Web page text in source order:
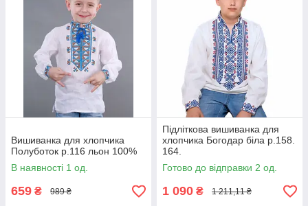
Вишиванка для хлопчика
Полуботок р.116 льон 100%
В наявності 1 од.
659 ₴ 989 ₴
Підліткова вишиванка для
хлопчика Богодар біла р.158.
164.
Готово до відправки 2 од.
1 090 ₴ 1 211,11 ₴